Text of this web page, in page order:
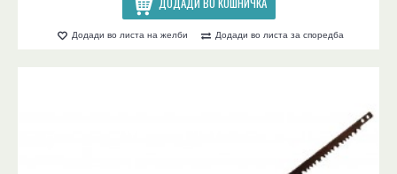
Додади во листа на желби Додади во листа за споредба